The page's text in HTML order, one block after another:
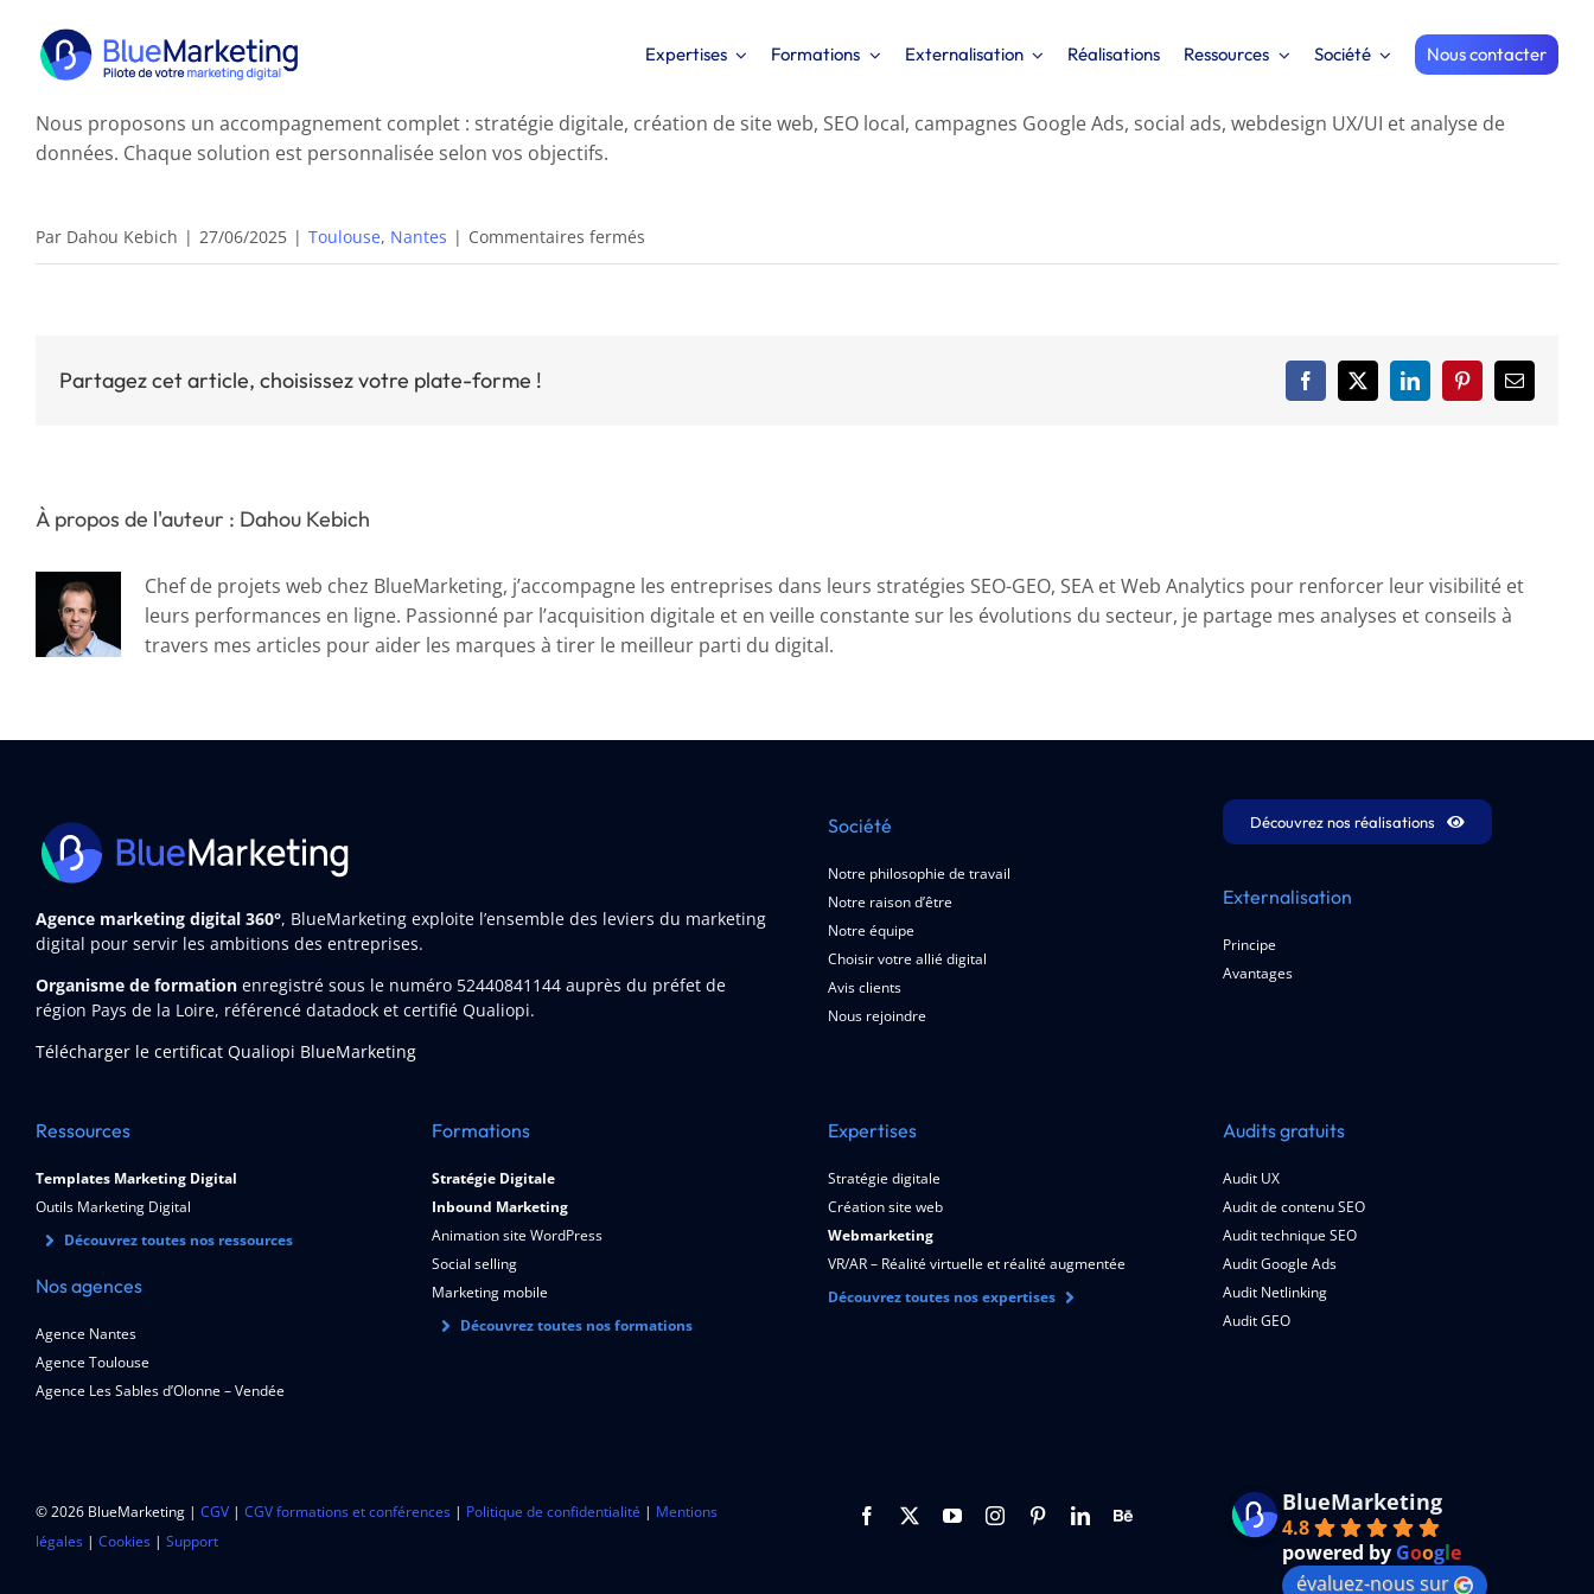
contenu
Expertises Formations Externalisation Réalisations Ressources Société Nous contacter
Nous proposons un accompagnement complet : stratégie digitale, création de site web, SEO local, campagnes Google Ads, social ads, webdesign UX/UI et analyse de
données. Chaque solution est personnalisée selon vos objectifs.
Par Dahou Kebich | 27/06/2025 | Toulouse, Nantes | Commentaires fermés
Quels
Partagez cet article, choisissez votre plate-forme ! Facebook
X LinkedInPinterestEmail
À propos de l'auteur : Dahou Kebich
Chef de projets web chez BlueMarketing, j’accompagne les entreprises dans leurs stratégies SEO-GEO, SEA et Web Analytics pour renforcer leur visibilité et
leurs performances en ligne. Passionné par l’acquisition digitale et en veille constante sur les évolutions du secteur, je partage mes analyses et conseils à
travers mes articles pour aider les marques à tirer le meilleur parti du digital.
Agence marketing digital 360°, BlueMarketing exploite l’ensemble des leviers du marketing
digital pour servir les ambitions des entreprises.
Organisme de formation enregistré sous le numéro 52440841144auprès du préfet de
région Pays de la Loire, référencé datadock et certifié Qualiopi.
Télécharger le certificat Qualiopi BlueMarketing
Société
Notre philosophie de travail
Notre raison d’être
Notre équipe
Choisir votre allié digital
Avis clients
Nous rejoindre
Découvrez nos réalisations
Externalisation
Principe
Avantages
Ressources
Templates Marketing Digital
Outils Marketing Digital
Découvrez toutes nos ressources
Nos agences
Agence Nantes
Agence Toulouse
Agence Les Sables d’Olonne – Vendée
Formations
Stratégie Digitale
Inbound Marketing
Animation site WordPress
Social selling
Marketing mobile
Découvrez toutes nos formations
Expertises
Stratégie digitale
Création site web
Webmarketing
VR/AR – Réalité virtuelle et réalité augmentée
Découvrez toutes nos expertises
Audits gratuits
Audit UX
Audit de contenu SEO
Audit technique SEO
Audit Google Ads
Audit Netlinking
Audit GEO
© 2026 BlueMarketing | CGV| CGV formations et conférences| Politique de confidentialité | Mentions
légales| Cookies| Support
BlueMarketing
4.8
powered by Google
évaluez-nous sur